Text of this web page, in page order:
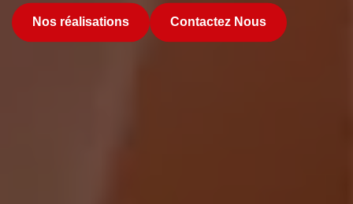
Nos réalisations Contactez Nous